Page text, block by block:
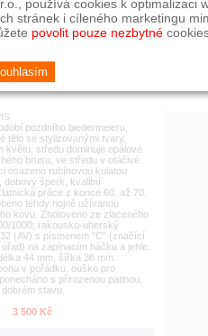
pozdního biedermeieru,
tělo se stylizovanými tvary,
květu, středu dominuje opálové
brusu, ve středu v otáčivé
osazeno rubínovou kulatou
dobový šperk, kvalitní
práce z konce 60. až 70.
tehdy hojně užívanou
kovu. Zhotoveno ze zlaceného
1000; rakousko-uherský
(AV) s písmenem "C" (značící
na zapínacím háčku a jehle.
44 mm, šířka 36 mm.
v pořádku, ouško pro
s přirozenou patinou,
stavu.
3 500 Kč
používá cookies k
stránek i cíleného marketingu
povolit pouze nezbytné